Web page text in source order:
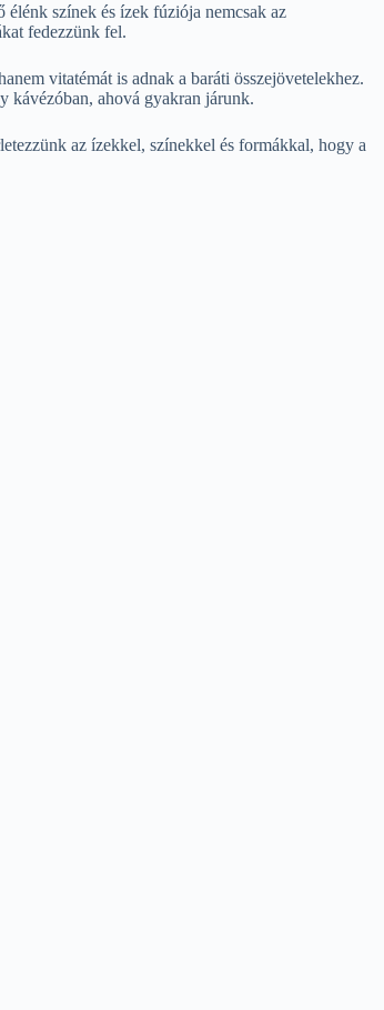
színek és ízek fúziója nemcsak az
fedezzünk fel.
vitatémát is adnak a baráti összejövetelekhez.
kávézóban, ahová gyakran járunk.
az ízekkel, színekkel és formákkal, hogy a